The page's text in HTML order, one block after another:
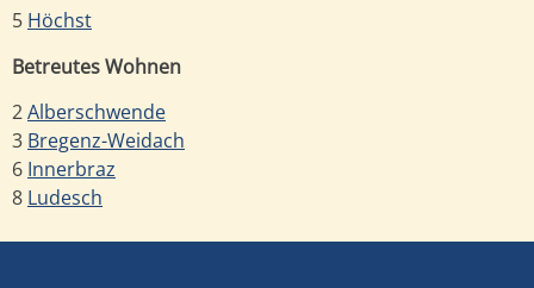
5 Höchst
Betreutes Wohnen
2Alberschwende
3 Bregenz-Weidach
6 Innerbraz
8 Ludesch